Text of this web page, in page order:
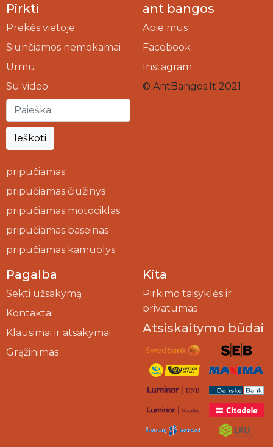
Pirkti
Prekės vietoje
Siunčiamos nemokamai
Urmu
Su video
Ieškoti
pripučiamas
pripučiamas čiužinys
pripučiamas motociklas
pripučiamas baseinas
pripučiamas kamuolys
ant bangos
Apie mus
Facebook
Instagram
© AntBangos.lt 2021
Pagalba
Sekti užsakymą
Kontaktai
Klausimai ir atsakymai
Grąžinimas
Kita
Pirkimo taisyklės ir
privatumas
Atsiskaitymo būdai